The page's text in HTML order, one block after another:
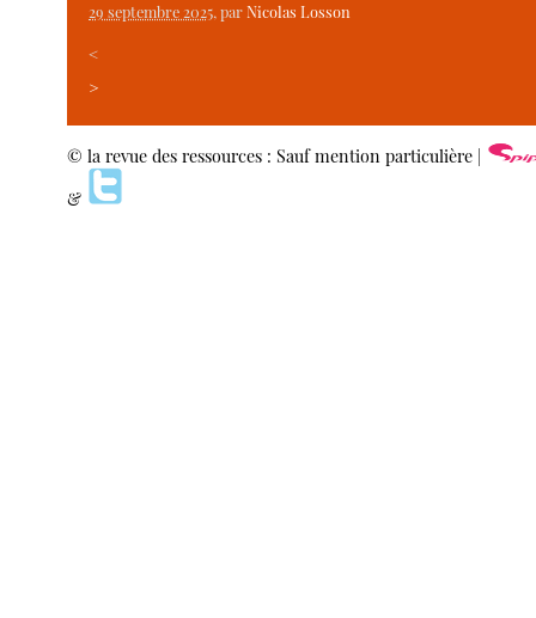
29 septembre 2025, parNicolas Losson
<
>
© la revue des ressources : Sauf mention particulière |
&